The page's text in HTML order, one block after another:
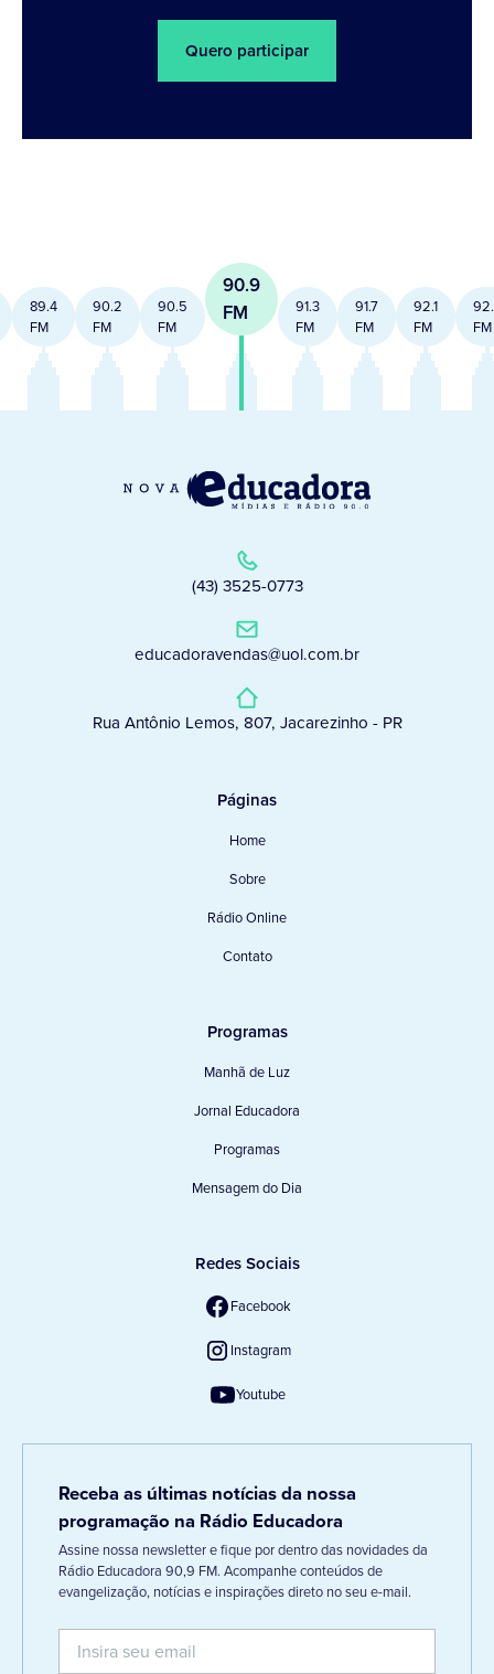
Quero participar
89.4
FM
90.2
FM
90.5
FM
90.9
FM
91.3
FM
91.7
FM
92.1
FM
FM
(43) 3525-0773
educadoravendas@uol.com.br
Rua Antônio Lemos, 807, Jacarezinho - PR
Páginas
Home
Sobre
Rádio Online
Contato
Programas
Manhã de Luz
Jornal Educadora
Programas
Mensagem do Dia
Redes Sociais
Facebook
Instagram
Youtube
Receba as últimas notícias da nossa
programação na Rádio Educadora
Assine nossa newsletter e fique por dentro das novidades da
Rádio Educadora 90,9 FM. Acompanhe conteúdos de
evangelização, notícias e inspirações direto no seu e-mail.